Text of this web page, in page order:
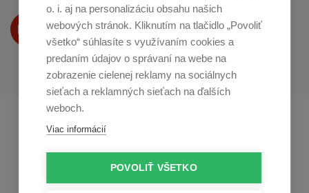
o. i. aj na personalizáciu obsahu našich
webových stránok. Kliknutím na tlačidlo „Povoliť
všetko“ súhlasíte s využívaním cookies a
predaním údajov o správaní na webe na
zobrazenie cielenej reklamy na sociálnych
sieťach a reklamných sieťach na ďalších
weboch.
Viac informácií
POVOLIŤ VŠETKO
Produkty Vám predstavujeme
na Youtube
Profikuchař.cz